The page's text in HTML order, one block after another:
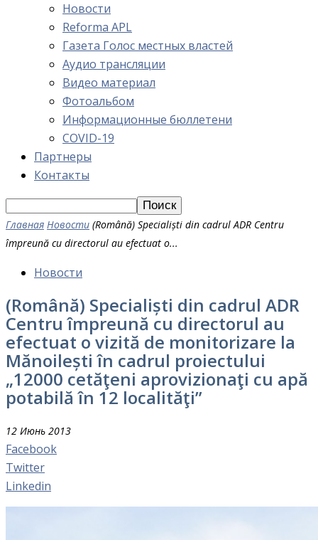
Новости
Reforma APL
Газета Голос местных властей
Аудио трансляции
Видео материал
Фотоальбом
Информационные бюллетени
COVID-19
Партнеры
Контакты
Главная Новости (Română) Specialiști din cadrul ADR Centru
împreună cu directorul au efectuat o...
Новости
(Română) Specialiști din cadrul ADR
Centru împreună cu directorul au
efectuat o vizită de monitorizare la
Mănoilești în cadrul proiectului
„12000 cetăţeni aprovizionaţi cu apă
potabilă în 12 localităţi”
12 Июнь 2013
Facebook
Twitter
Linkedin